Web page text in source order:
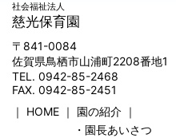
社会福祉法人
慈光保育園
〒841-0084
佐賀県鳥栖市山浦町2208番地1
TEL. 0942-85-2468
FAX. 0942-85-2451
｜ HOME ｜ 園の紹介 ｜
・園長あいさつ